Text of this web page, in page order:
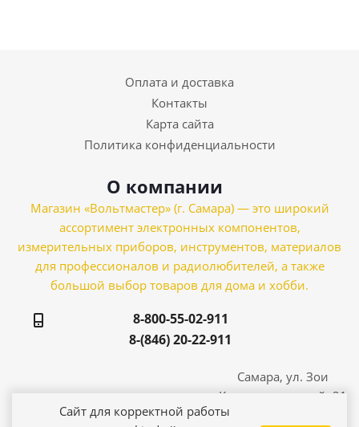
Оплата и доставка
Контакты
Карта сайта
Политика конфиденциальности
О компании
Магазин «Вольтмастер» (г. Самара) — это широкий
ассортимент электронных компонентов,
измерительных приборов, инструментов, материалов
для профессионалов и радиолюбителей, а также
большой выбор товаров для дома и хобби.
8-800-55-02-911
8-(846) 20-22-911
Самара, ул. Зои
Космодемьянской, 21
Сайт для корректной работы